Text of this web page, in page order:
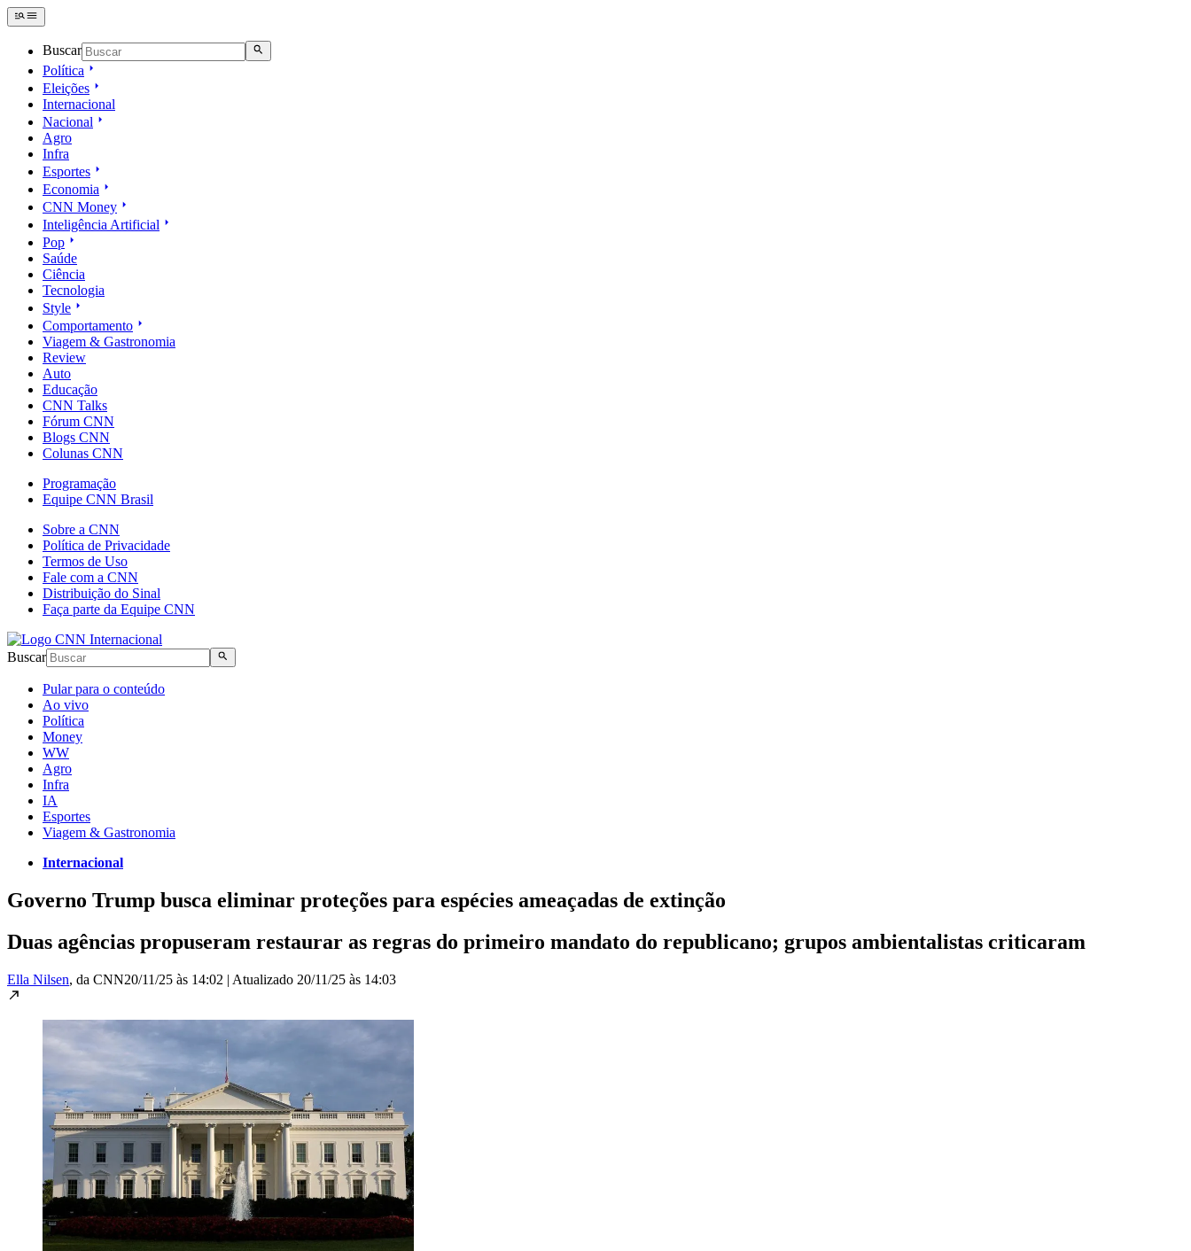
Buscar
Política
Eleições
Internacional
Nacional
Agro
Infra
Esportes
Economia
CNN Money
Inteligência Artificial
Pop
Saúde
Ciência
Tecnologia
Style
Comportamento
Viagem & Gastronomia
Review
Auto
Educação
CNN Talks
Fórum CNN
Blogs CNN
Colunas CNN
Programação
Equipe CNN Brasil
Sobre a CNN
Política de Privacidade
Termos de Uso
Fale com a CNN
Distribuição do Sinal
Faça parte da Equipe CNN
Buscar
Pular para o conteúdo
Ao vivo
Política
Money
WW
Agro
Infra
IA
Esportes
Viagem & Gastronomia
Internacional
Governo Trump busca eliminar proteções para espécies ameaçadas de extinção
Duas agências propuseram restaurar as regras do primeiro mandato do republicano; grupos ambientalistas criticaram
Ella Nilsen, da CNN20/11/25 às 14:02 | Atualizado 20/11/25 às 14:03